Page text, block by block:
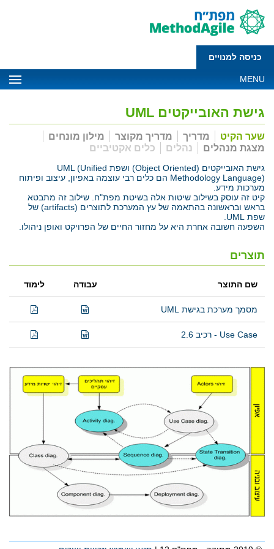
כניסה למנויים
MENU
גישת האובייקטים UML
שער הקיט מדריך מדריך מקוצר
מילון מונחים
מצגת מנהלים
נהלים כלים אקטיביים
גישת האובייקטים (Object Oriented) ושפת UML (Unified
Methodology Language) הם כלים רבי עוצמה באפיון, עיצוב ופיתוח
מערכות מידע.
קיט זה עוסק בשילוב שיטות אלה בשיטת מפת"ח. שילוב זה מתבטא
בראש ובראשונה בהתאמה של עץ המערכת לתוצרים (artifacts) של
שפת UML.
השפעה חשובה אחרת היא על מחזור החיים של הפרויקט ואופן ניהולו.
תוצרים
שם התוצר עבודה לימוד
מסמך מערכת בגישת UML
Use Case - רכיב 2.6